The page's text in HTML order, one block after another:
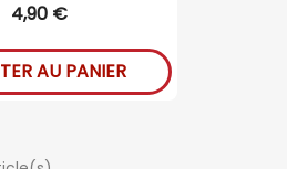
4,90 €
AU PANIER